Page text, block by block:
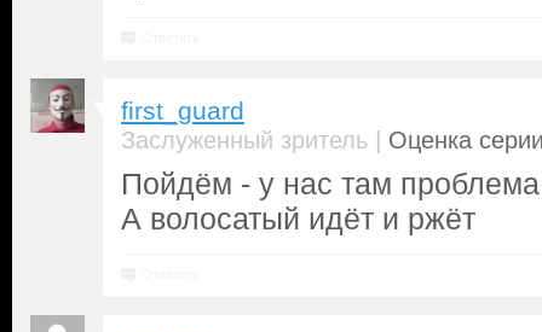
first_guard
Заслуженный зритель | Оценка
Пойдём - у нас там
А волосатый идёт и ржёт